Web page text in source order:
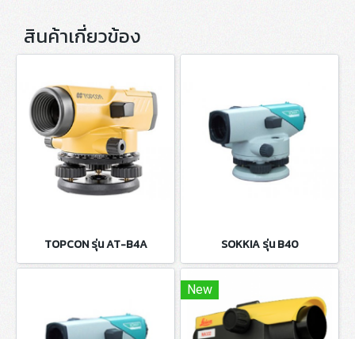
สินค้าเกี่ยวข้อง
TOPCON รุ่น AT-B4A SOKKIA รุ่น B40
New